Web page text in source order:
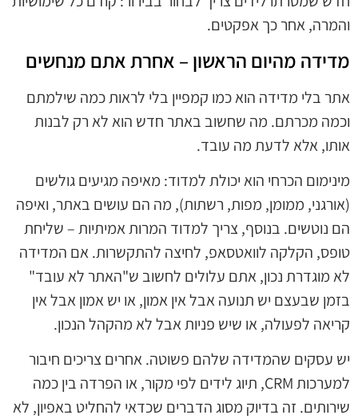
והמרה, אחר כך אפקטים.
מדידה מהיום הראשון – אחרת אתם מנחשים
אתר בלי מדידה הוא כמו קמפיין בלי לראות כמה שילמתם
וכמה מכרתם. מה שחשוב באתר חדש הוא לא רק לבנות
אותו, אלא לדעת מה עובד.
מינימום הכרחי הוא יכולת למדוד: מאיפה מגיעים גולשים
(אורגני, ממומן, מפות, רשתות), מה הם עושים באתר, ואיפה
הם נוטשים. בנוסף, צריך למדוד המרות אמיתיות – שליחת
טופס, הקלקה לוואטסאפ, לחיצה להתקשרות. אם המדידה
לא מוגדרת נכון, אתם עלולים לחשוב ש"האתר לא עובד"
בזמן שבעצם יש תנועה אבל אין אמון, או יש אמון אבל אין
קריאה לפעולה, או שיש פניות אבל לא מהקהל הנכון.
יש עסקים שהמדידה שלהם פשוטה. אחרים צריכים חיבור
למערכות CRM, תיוג לידים לפי מקור, או הפרדה בין כמה
שירותים. זה בדיוק מסוג הדברים שכדאי להחליט באפיון, לא